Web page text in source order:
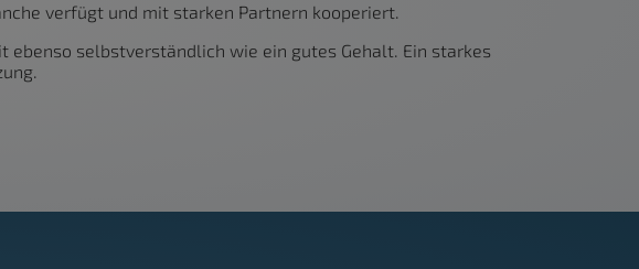
verfügt und mit starken Partnern kooperiert.
selbstverständlich wie ein gutes Gehalt. Ein starkes